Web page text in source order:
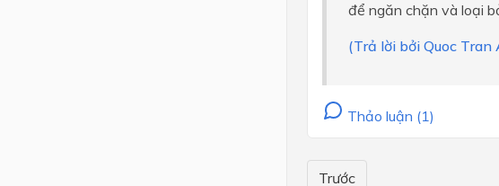
để ngăn chặn và loại
(Trả lời bởi Quoc Tran
Thảo luận (1)
Trước